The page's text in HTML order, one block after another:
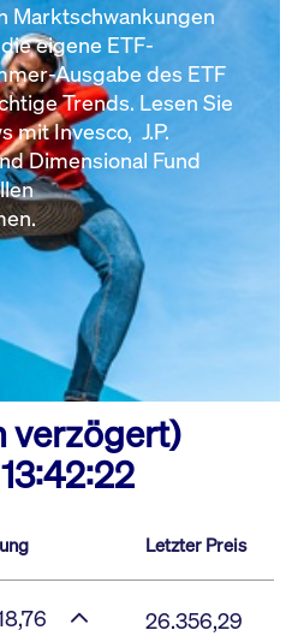
Marktschwankungen
eigene ETF-
Ausgabe des ETF
Trends. Lesen Sie
mit Invesco, J.P.
Dimensional Fund
verzögert)
Letzter Preis
26.356,29